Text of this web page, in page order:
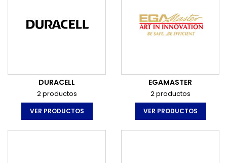
DURACELL
2 productos
VER PRODUCTOS
EGAMASTER
2 productos
VER PRODUCTOS